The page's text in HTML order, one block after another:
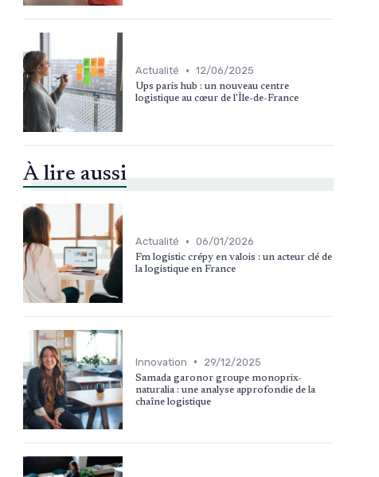
Actualité • 12/06/2025
Ups paris hub : un nouveau centre
logistique au cœur de l'Île-de-France
À lire aussi
Actualité • 06/01/2026
Fm logistic crépy en valois : un acteur clé de
la logistique en France
Innovation • 29/12/2025
Samada garonor groupe monoprix-
naturalia : une analyse approfondie de la
chaîne logistique